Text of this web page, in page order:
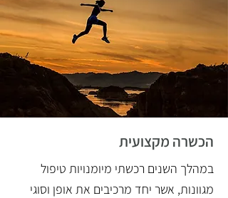
הכשרה מקצועית
במהלך השנים רכשתי מיומנויות טיפול
מגוונות, אשר יחד מרכיבים את אופן וסוגי